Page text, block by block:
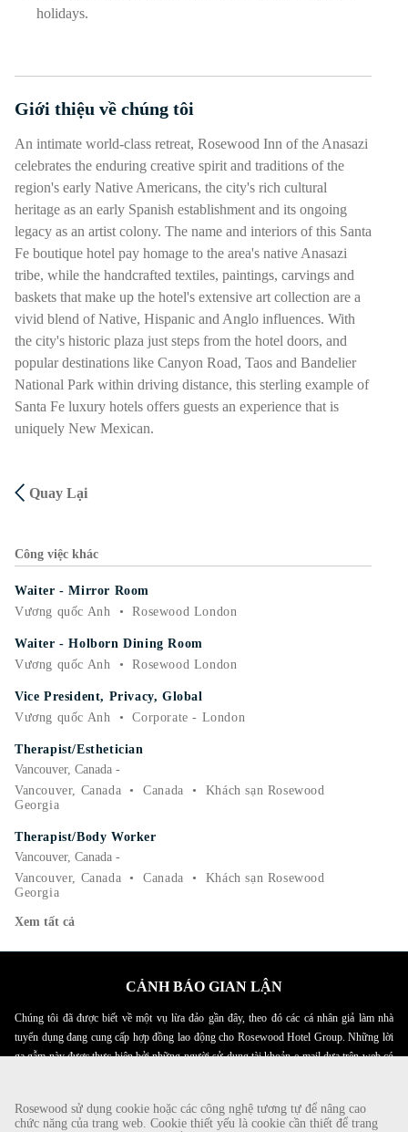
Rosewood sử dụng cookie hoặc các công nghệ tương tự để nâng cao
chức năng của trang web. Cookie thiết yếu là cookie cần thiết để trang
holidays.
Giới thiệu về chúng tôi
Nhấn phím cách hoặc enter để bật/tắt chế độ hiển thị của phần
An intimate world-class retreat, Rosewood Inn of the Anasazi
celebrates the enduring creative spirit and traditions of the
region's early Native Americans, the city's rich cultural
heritage as an early Spanish establishment and its ongoing
legacy as an artist colony. The name and interiors of this Santa
Fe boutique hotel pay homage to the area's native Anasazi
tribe, while the handcrafted textiles, paintings, carvings and
baskets that make up the hotel's extensive art collection are a
vivid blend of Native, Hispanic and Anglo influences. With
the city's historic plaza just steps from the hotel doors, and
popular destinations like Canyon Road, Taos and Bandelier
National Park within driving distance, this sterling example of
Santa Fe luxury hotels offers guests an experience that is
uniquely New Mexican.
Quay Lại
Công việc khác
Waiter - Mirror Room
Vương quốc Anh
• Rosewood London
Waiter - Holborn Dining Room
Vương quốc Anh
• Rosewood London
Vice President, Privacy, Global
Vương quốc Anh
• Corporate - London
Therapist/Esthetician
Vancouver, Canada -
Vancouver, Canada • Canada •
Khách sạn Rosewood
Georgia
Therapist/Body Worker
Vancouver, Canada -
Vancouver, Canada • Canada •
Khách sạn Rosewood
Georgia
Xem tất cả
CẢNH BÁO GIAN LẬN
Chúng tôi đã được biết về một vụ lừa đảo gần đây, theo đó các cá nhân giả làm nhà
tuyển dụng đang cung cấp hợp đồng lao động cho Rosewood Hotel Group. Những lời
gạ gẫm này được thực hiện bởi những người sử dụng tài khoản e-mail dựa trên web có
Rosewood Hotel Group không yêu cầu ứng viên xin việc thực hiện bất kỳ hình thức